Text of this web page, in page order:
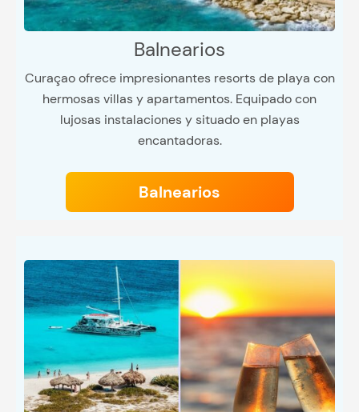
Balnearios
Curaçao ofrece impresionantes resorts de playa con
hermosas villas y apartamentos. Equipado con
lujosas instalaciones y situado en playas
encantadoras.
Balnearios